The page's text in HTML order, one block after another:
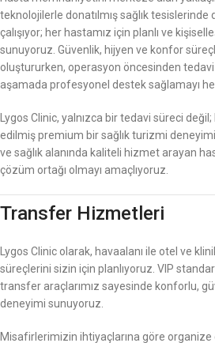
teknolojilerle donatılmış sağlık
çalışıyor; her hastamız için planlı ve
sunuyoruz. Güvenlik, hijyen ve konfor
oluştururken, operasyon öncesinden
aşamada profesyonel destek sağlamayı
Lygos Clinic, yalnızca bir tedavi süreci
edilmiş premium bir sağlık turizmi
ve sağlık alanında kaliteli hizmet arayan
çözüm ortağı olmayı amaçlıyoruz.
Transfer Hizmetleri
Lygos Clinic olarak, havaalanı ile otel ve
süreçlerini sizin için planlıyoruz. VIP
transfer araçlarımız sayesinde konforlu,
deneyimi sunuyoruz.
Misafirlerimizin ihtiyaçlarına göre